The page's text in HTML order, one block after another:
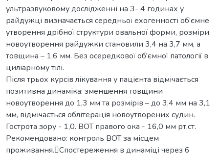
ультразвуковому дослідженні на 3- 4 годинах у
райдужці визначається середньої ехогенності об’ємне
утворення дрібної структури овальної форми, розміри
новоутворення райдужки становили 3,4 на 3,7 мм, а
товщина – 1,6 мм. Без осередкової об'ємної патології в
циліарному тілі.
Після трьох курсів лікування у пацієнта відмічається
позитивна динаміка: зменшення товщини
новоутворення до 1,3 мм та розмірів – до 3,4 мм на 3,1
мм, відмічається облітерація новоутворених судин.
Гострота зору - 1,0. ВОТ правого ока - 16,0 мм рт.ст.
Рекомендовано: контроль ВОТ за місцем
проживання.Спостереження в динаміці через 6